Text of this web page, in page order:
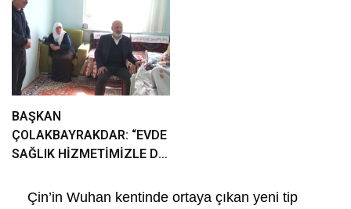
BAŞKAN
ÇOLAKBAYRAKDAR: “EVDE
SAĞLIK HİZMETİMİZLE DE
DOKUNUYORUZ”
Çin’in Wuhan kentinde ortaya çıkan yeni tip